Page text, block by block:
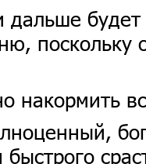
дальше будет
накормить